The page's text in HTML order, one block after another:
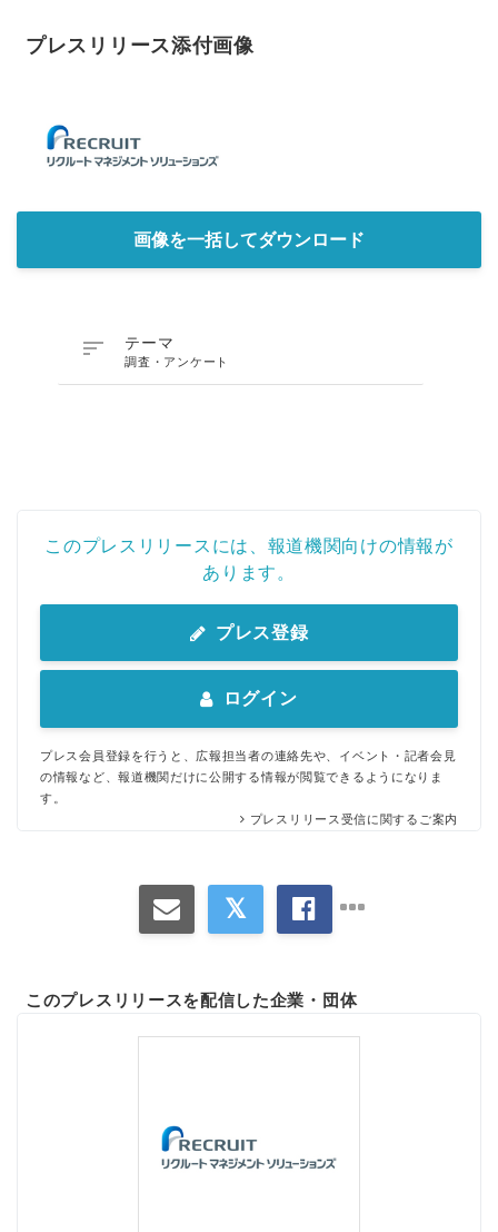
プレスリリース添付画像
画像を一括してダウンロード
 テーマ
調査・アンケート
このプレスリリースには、報道機関向けの情報が
あります。
プレス登録
ログイン
プレス会員登録を行うと、広報担当者の連絡先や、イベント・記者会見
の情報など、報道機関だけに公開する情報が閲覧できるようになりま
す。
プレスリリース受信に関するご案内
このプレスリリースを配信した企業・団体